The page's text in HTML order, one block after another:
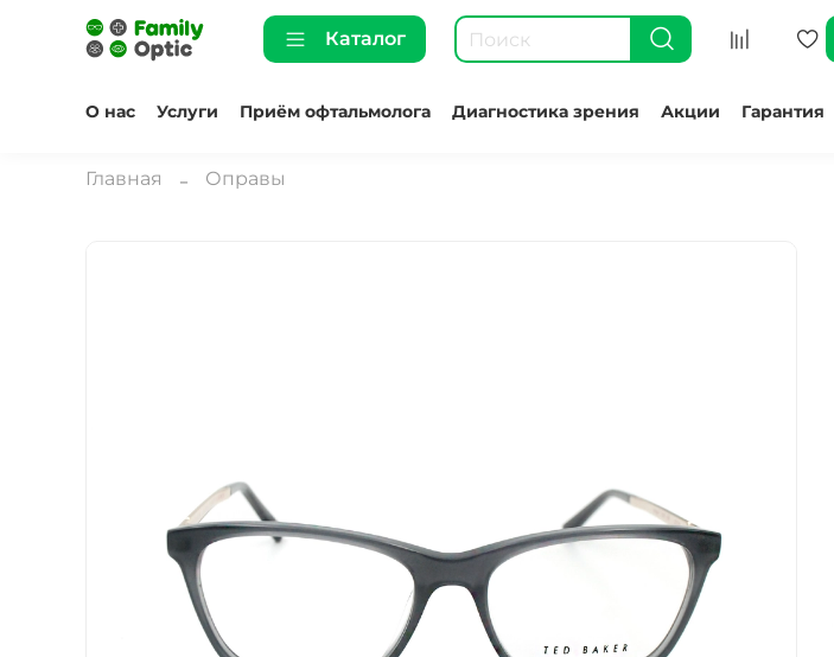
Каталог
О нас Услуги Приём офтальмолога Диагностика зрения Акции Гарантия
Главная Оправы